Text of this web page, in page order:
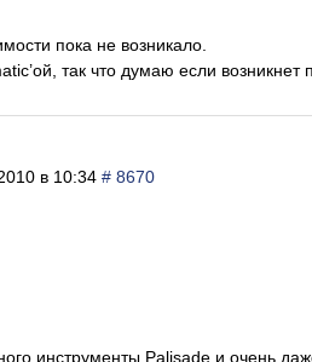
пока не возникало.
так что думаю если
в 10:34 # 8670
инструменты Palisade и очень